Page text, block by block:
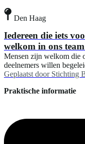
Den Haag
Iedereen die iets
welkom in ons
Mensen zijn welkom die
deelnemers willen
Geplaatst door Stichting
Praktische informatie